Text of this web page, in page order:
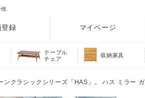
登録 マイページ
テーブル
チェア
収納家具
クラシックシリーズ「HAS」。 ハス ミラー ガ